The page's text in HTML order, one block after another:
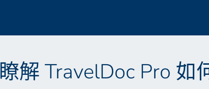
瞭解 TravelDoc Pro 如